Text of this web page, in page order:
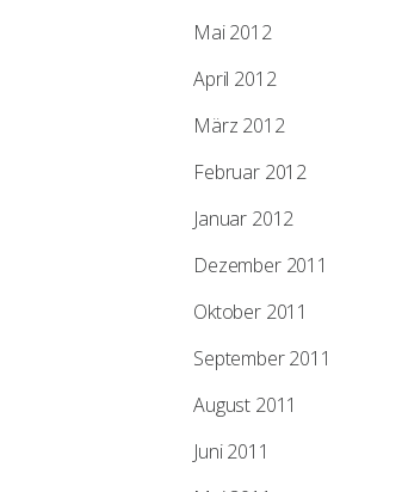
Mai 2012
April 2012
März 2012
Februar 2012
Januar 2012
Dezember 2011
Oktober 2011
September 2011
August 2011
Juni 2011